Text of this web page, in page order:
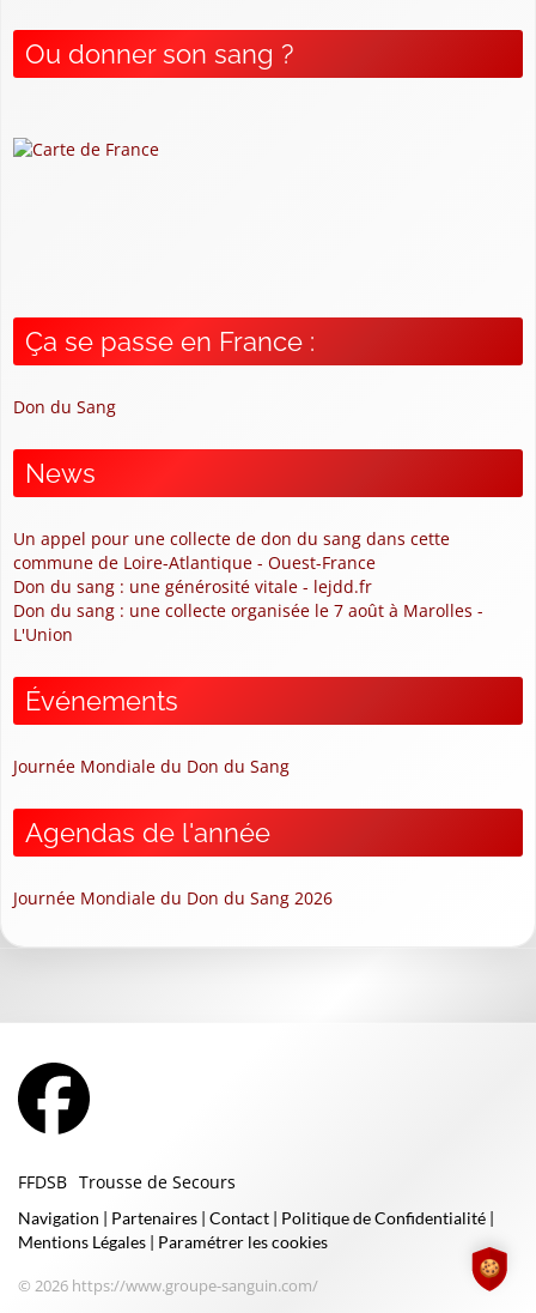
Ou donner son sang ?
Ça se passe en France :
Don du Sang
News
Un appel pour une collecte de don du sang dans cette
commune de Loire-Atlantique - Ouest-France
Don du sang : une générosité vitale - lejdd.fr
Don du sang : une collecte organisée le 7 août à Marolles -
L'Union
Événements
Journée Mondiale du Don du Sang
Agendas de l'année
Journée Mondiale du Don du Sang 2026
FFDSB Trousse de Secours
Navigation | Partenaires | Contact | Politique de Confidentialité |
Mentions Légales | Paramétrer les cookies
© 2026 https://www.groupe-sanguin.com/